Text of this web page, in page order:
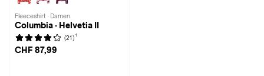
Fleeceshirt · Damen
Columbia · Helvetia II
(21) 1
CHF 87,99